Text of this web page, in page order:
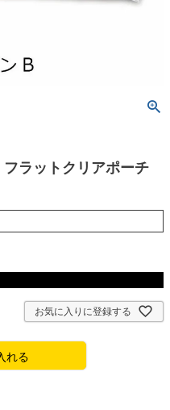
フラットクリアポーチ
お気に入りに登録する
れる